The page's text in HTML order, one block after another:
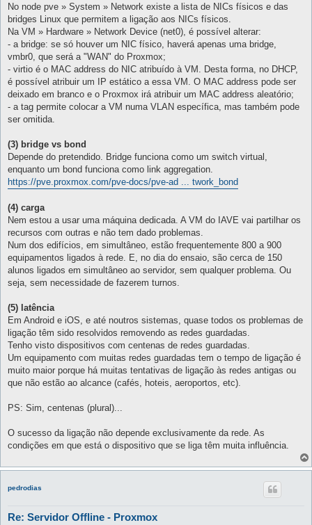
No node pve » System » Network existe a lista de NICs físicos e das
bridges Linux que permitem a ligação aos NICs físicos.
Na VM » Hardware » Network Device (net0), é possível alterar:
- a bridge: se só houver um NIC físico, haverá apenas uma bridge,
vmbr0, que será a "WAN" do Proxmox;
- virtio é o MAC address do NIC atribuído à VM. Desta forma, no DHCP,
é possível atribuir um IP estático a essa VM. O MAC address pode ser
deixado em branco e o Proxmox irá atribuir um MAC address aleatório;
- a tag permite colocar a VM numa VLAN específica, mas também pode
ser omitida.
(3) bridge vs bond
Depende do pretendido. Bridge funciona como um switch virtual,
enquanto um bond funciona como link aggregation.
https://pve.proxmox.com/pve-docs/pve-ad ... twork_bond
(4) carga
Nem estou a usar uma máquina dedicada. A VM do IAVE vai partilhar os
recursos com outras e não tem dado problemas.
Num dos edifícios, em simultâneo, estão frequentemente 800 a 900
equipamentos ligados à rede. E, no dia do ensaio, são cerca de 150
alunos ligados em simultâneo ao servidor, sem qualquer problema. Ou
seja, sem necessidade de fazerem turnos.
(5) latência
Em Android e iOS, e até noutros sistemas, quase todos os problemas de
ligação têm sido resolvidos removendo as redes guardadas.
Tenho visto dispositivos com centenas de redes guardadas.
Um equipamento com muitas redes guardadas tem o tempo de ligação é
muito maior porque há muitas tentativas de ligação às redes antigas ou
que não estão ao alcance (cafés, hoteis, aeroportos, etc).
PS: Sim, centenas (plural)...
O sucesso da ligação não depende exclusivamente da rede. As
condições em que está o dispositivo que se liga têm muita influência.
pedrodias
Re: Servidor Offline - Proxmox